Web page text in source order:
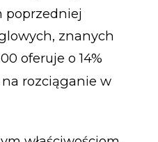
poprzedniej
znanych
oferuje o 14%
na rozciąganie w